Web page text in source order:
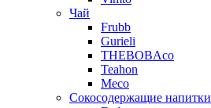
Чай
Frubb
Gurieli
THEBOBAco
Teahon
Meco
Сокосодержащие напитки